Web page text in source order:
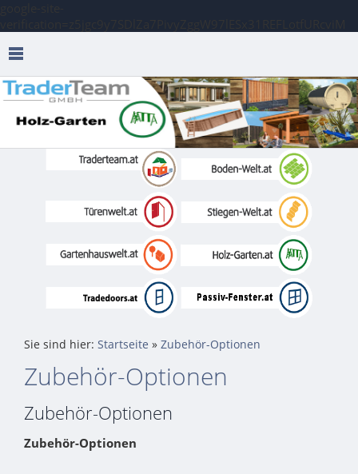
Sie sind hier: Startseite » Zubehör-Optionen
Zubehör-Optionen
Zubehör-Optionen
Zubehör-Optionen